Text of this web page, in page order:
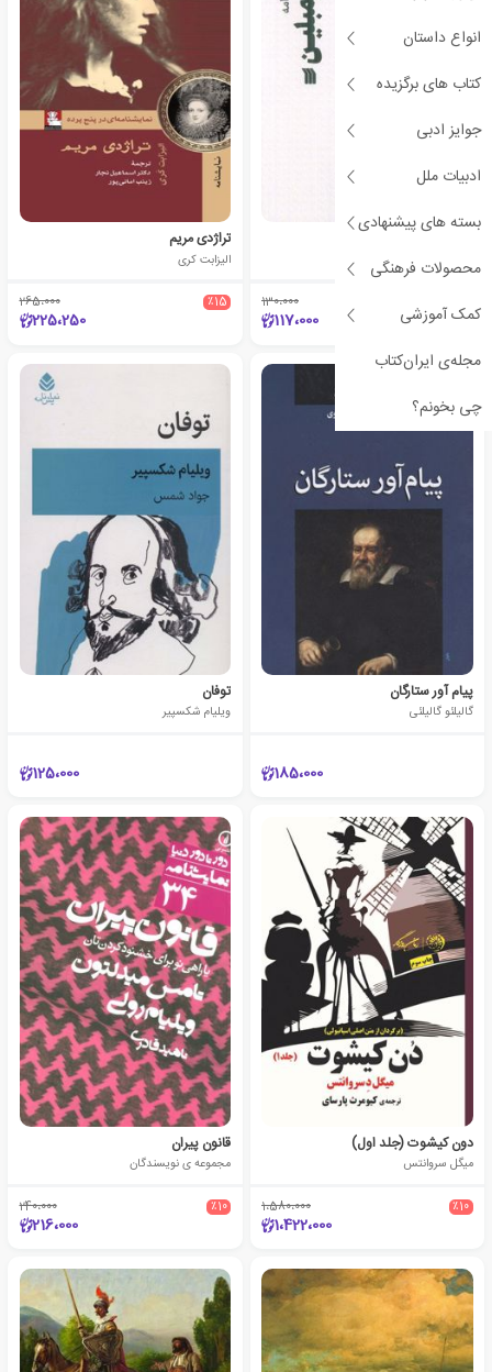
انواع داستان
کتاب های برگزیده
جوایز ادبی
ادبیات ملل
بسته های پیشنهادی
محصولات فرهنگی
کمک آموزشی
مجله‌ی ایران‌کتاب
چی بخونم؟
نمایشنامه سیمبلین
ویلیام شکسپیر
130،000
117،000
تراژدی مریم
الیزابت کری
٪15 265،000
225،250
پیام آور ستارگان
گالیلئو گالیلئی
185،000
توفان
ویلیام شکسپیر
125،000
دون کیشوت (جلد اول)
میگل سروانتس
٪10 1،580،000
1،422،000
قانون پیران
مجموعه ی نویسندگان
٪10 240،000
216،000